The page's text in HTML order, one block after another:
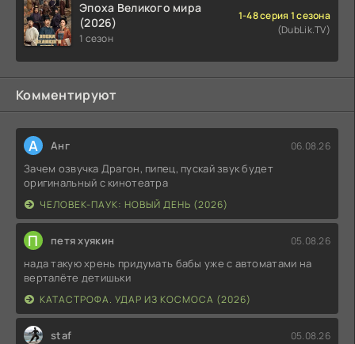
Эпоха Великого мира
(2026)
1 сезон
1-48 серия 1 сезона
(DubLik.TV)
Комментируют
А Анг 06.08.26
Зачем озвучка Драгон, пипец, пускай звук будет
оригинальный с кинотеатра
ЧЕЛОВЕК-ПАУК: НОВЫЙ ДЕНЬ (2026)
П петя хуякин 05.08.26
нада такую хрень придумать бабы уже с автоматами на
верталёте детишьки
КАТАСТРОФА. УДАР ИЗ КОСМОСА (2026)
staf 05.08.26